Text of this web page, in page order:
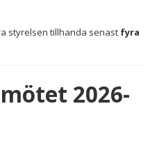
styrelsen tillhanda senast fyra
2026-